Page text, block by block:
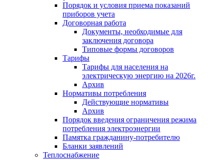
Порядок и условия приема показаний
приборов учета
Договорная работа
Документы, необходимые для
заключения договора
Типовые формы договоров
Тарифы
Тарифы для населения на
электрическую энергию на 2026г.
Архив
Нормативы потребления
Действующие нормативы
Архив
Порядок введения ограничения режима
потребления электроэнергии
Памятка гражданину-потребителю
Бланки заявлений
Теплоснабжение